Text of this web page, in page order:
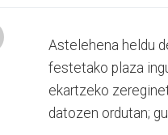
Astelehena heldu
festetako plaza
ekartzeko
datozen ordutan;